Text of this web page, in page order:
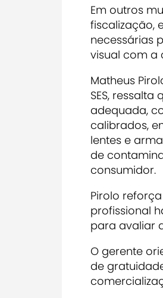
Em outros
fiscalização,
necessárias
visual com a
Matheus
SES,
adequada,
calibrados,
lentes e
de
consumidor.
Pirolo
profissional
para avaliar
O gerente
de